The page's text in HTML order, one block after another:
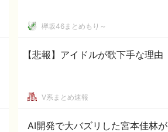
欅坂46まとめもり～
【悲報】アイドルが歌下手な理由
V系まとめ速報
AI開発で大バズリした宮本佳林が